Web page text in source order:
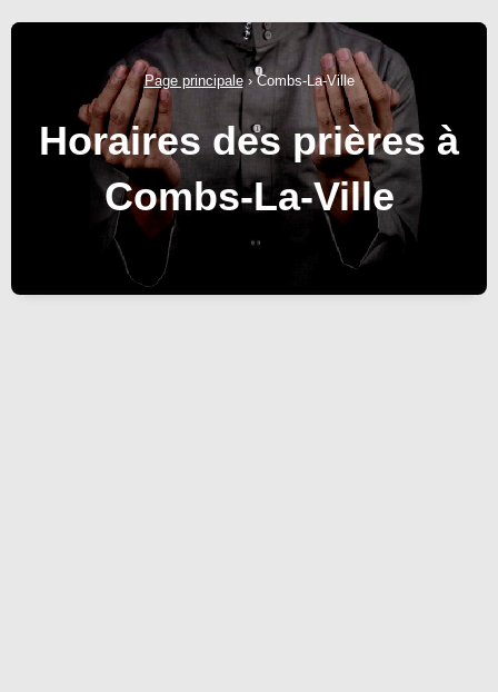
Page principale›Combs-La-Ville
Horaires des prières à
Combs-La-Ville